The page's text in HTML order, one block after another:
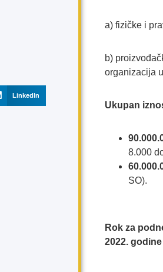
LinkedIn
a) fizičke i
b)
organizacija
Ukupan
8.000
SO).
Rok za
2022.